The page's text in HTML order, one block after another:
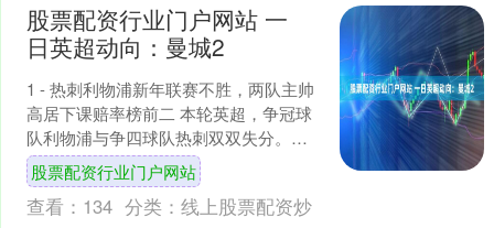
股票配资行业门户网站 一
日英超动向：曼城2
1 - 热刺利物浦新年联赛不胜，两队主帅
高居下课赔率榜前二 本轮英超，争冠球
队利物浦与争四球队热刺双双失分。热
刺2-2战平伯恩利，利物浦则在2-0领先的
情况下被....
股票配资行业门户网站
查看： 134 分类： 线上股票配资炒